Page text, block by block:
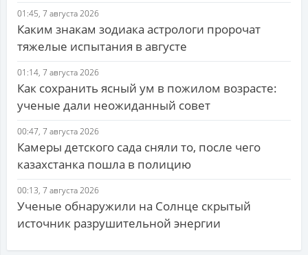
01:45, 7 августа 2026
Каким знакам зодиака астрологи пророчат
тяжелые испытания в августе
01:14, 7 августа 2026
Как сохранить ясный ум в пожилом возрасте:
ученые дали неожиданный совет
00:47, 7 августа 2026
Камеры детского сада сняли то, после чего
казахстанка пошла в полицию
00:13, 7 августа 2026
Ученые обнаружили на Солнце скрытый
источник разрушительной энергии